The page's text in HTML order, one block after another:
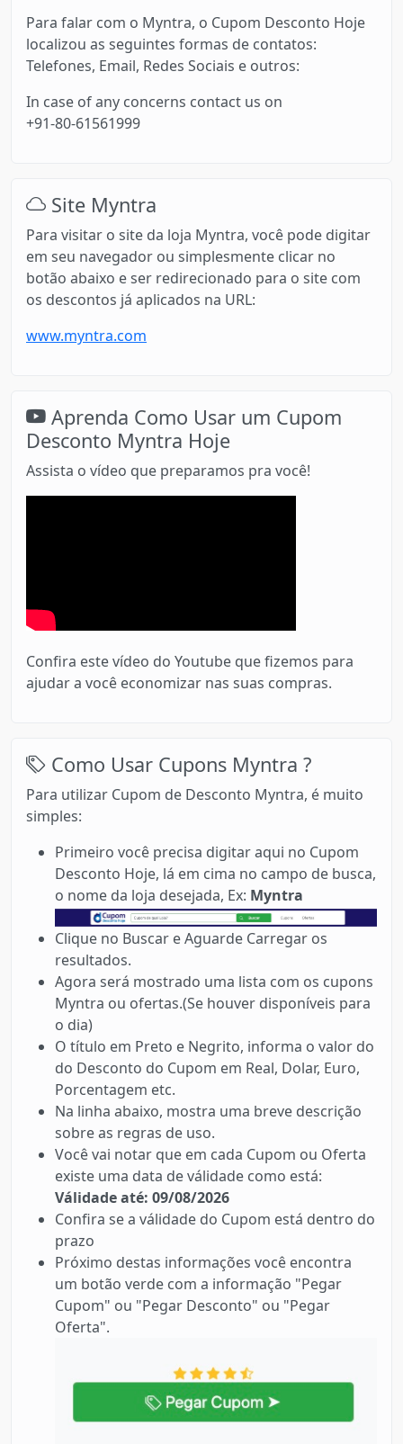
Para falar com o Myntra, o Cupom Desconto Hoje
localizou as seguintes formas de contatos:
Telefones, Email, Redes Sociais e outros:
In case of any concerns contact us on
+91-80-61561999
Site Myntra
Para visitar o site da loja Myntra, você pode digitar
em seu navegador ou simplesmente clicar no
botão abaixo e ser redirecionado para o site com
os descontos já aplicados na URL:
www.myntra.com
Aprenda Como Usar um Cupom
Desconto Myntra Hoje
Assista o vídeo que preparamos pra você!
Confira este vídeo do Youtube que fizemos para
ajudar a você economizar nas suas compras.
Como Usar Cupons Myntra ?
Para utilizar Cupom de Desconto Myntra, é muito
simples:
Primeiro você precisa digitar aqui no Cupom
Desconto Hoje, lá em cima no campo de busca,
o nome da loja desejada, Ex: Myntra
Clique no Buscar e Aguarde Carregar os
resultados.
Agora será mostrado uma lista com os cupons
Myntra ou ofertas.(Se houver disponíveis para
o dia)
O título em Preto e Negrito, informa o valor do
do Desconto do Cupom em Real, Dolar, Euro,
Porcentagem etc.
Na linha abaixo, mostra uma breve descrição
sobre as regras de uso.
Você vai notar que em cada Cupom ou Oferta
existe uma data de válidade como está:
Válidade até: 09/08/2026
Confira se a válidade do Cupom está dentro do
prazo
Próximo destas informações você encontra
um botão verde com a informação "Pegar
Cupom" ou "Pegar Desconto" ou "Pegar
Oferta".